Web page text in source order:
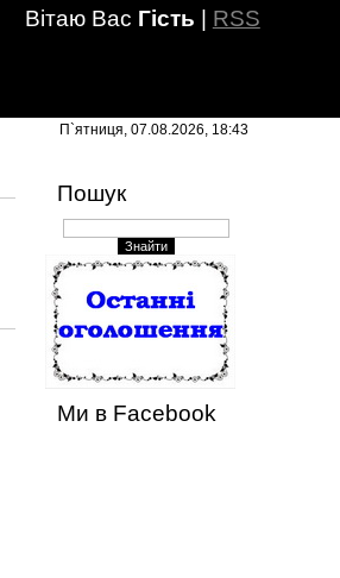
Вітаю Вас Гість RSS
П`ятниця, 07.08.2026, 18:43
Пошук
Ми в Facebook